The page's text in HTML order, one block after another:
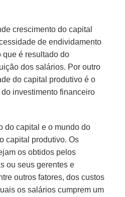
crescimento do capital
de endividamento
que é resultado do
dos salários. Por outro
do capital produtivo é o
investimento financeiro
do capital e o mundo do
capital produtivo. Os
os obtidos pelos
ou seus gerentes e
outros fatores, dos custos
os salários cumprem um